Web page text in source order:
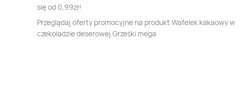
się od 0,99zł!
Przeglądaj oferty promocyjne na produkt Wafelek kakaowy w
czekoladzie deserowej Grześki mega